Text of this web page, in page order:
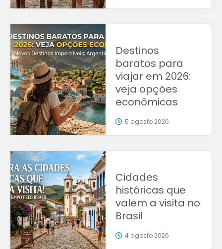
Destinos
baratos para
viajar em 2026:
veja opções
econômicas
5 agosto 2026
Cidades
históricas que
valem a visita no
Brasil
4 agosto 2026